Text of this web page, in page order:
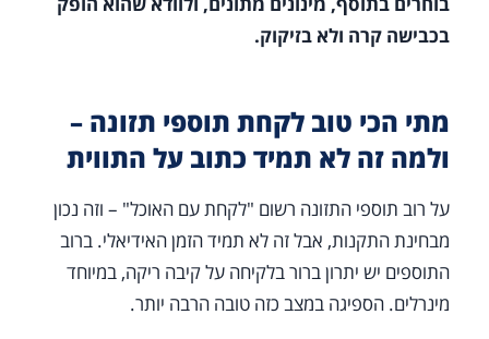
בכבישה קרה ולא בזיקוק.
מתי הכי טוב לקחת תוספי תזונה –
ולמה זה לא תמיד כתוב על התווית
על רוב תוספי התזונה רשום "לקחת עם האוכל" – וזה נכון
מבחינת התקנות, אבל זה לא תמיד הזמן האידיאלי. ברוב
התוספים יש יתרון ברור בלקיחה על קיבה ריקה, במיוחד
מינרלים. הספיגה במצב כזה טובה הרבה יותר.